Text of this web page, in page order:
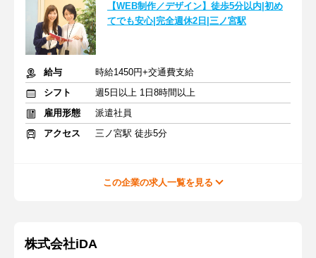
【WEB制作／デザイン】徒歩5分以内|初め
てでも安心|完全週休2日|三ノ宮駅
給与
時給1450円+交通費支給
シフト
週5日以上 1日8時間以上
雇用形態
派遣社員
アクセス
三ノ宮駅 徒歩5分
この企業の求人一覧を見る
株式会社iDA